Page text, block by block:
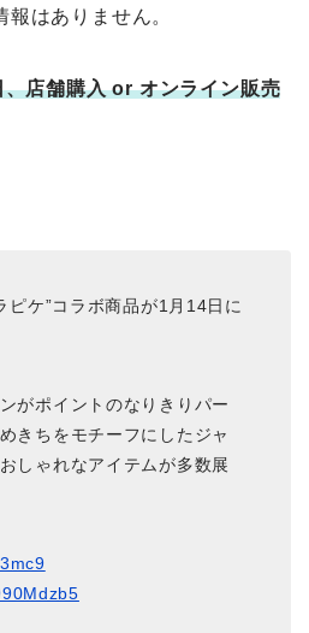
はありません。
店舗購入 or オンライン販売
ピケ”コラボ商品が1月14日に
がポイントのなりきりパー
きちをモチーフにしたジャ
しゃれなアイテムが多数展